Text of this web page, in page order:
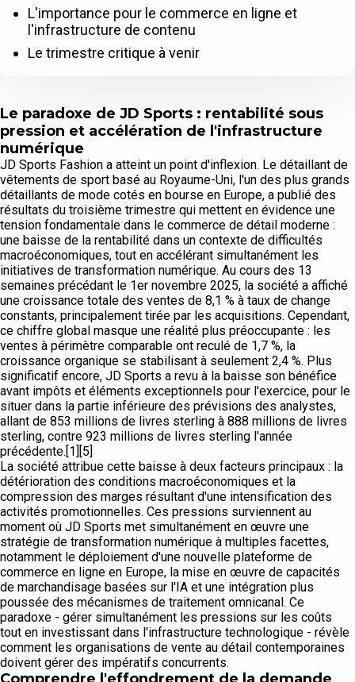
Le paradoxe de JD Sports : rentabilité sous
pression et accélération de l'infrastructure
numérique
JD Sports Fashion a atteint un point d'inflexion. Le détaillant de
vêtements de sport basé au Royaume-Uni, l'un des plus grands
détaillants de mode cotés en bourse en Europe, a publié des
résultats du troisième trimestre qui mettent en évidence une
tension fondamentale dans le commerce de détail moderne :
une baisse de la rentabilité dans un contexte de difficultés
macroéconomiques, tout en accélérant simultanément les
initiatives de transformation numérique. Au cours des 13
semaines précédant le 1er novembre 2025, la société a affiché
une croissance totale des ventes de 8,1 % à taux de change
constants, principalement tirée par les acquisitions. Cependant,
ce chiffre global masque une réalité plus préoccupante : les
ventes à périmètre comparable ont reculé de 1,7 %, la
croissance organique se stabilisant à seulement 2,4 %. Plus
significatif encore, JD Sports a revu à la baisse son bénéfice
avant impôts et éléments exceptionnels pour l'exercice, pour le
situer dans la partie inférieure des prévisions des analystes,
allant de 853 millions de livres sterling à 888 millions de livres
sterling, contre 923 millions de livres sterling l'année
précédente.[1][5]
La société attribue cette baisse à deux facteurs principaux : la
détérioration des conditions macroéconomiques et la
compression des marges résultant d'une intensification des
activités promotionnelles. Ces pressions surviennent au
moment où JD Sports met simultanément en œuvre une
stratégie de transformation numérique à multiples facettes,
notamment le déploiement d'une nouvelle plateforme de
commerce en ligne en Europe, la mise en œuvre de capacités
de marchandisage basées sur l'IA et une intégration plus
poussée des mécanismes de traitement omnicanal. Ce
paradoxe - gérer simultanément les pressions sur les coûts
tout en investissant dans l'infrastructure technologique - révèle
comment les organisations de vente au détail contemporaines
doivent gérer des impératifs concurrents.
L'importance pour le commerce en ligne et
l'infrastructure de contenu
Le trimestre critique à venir